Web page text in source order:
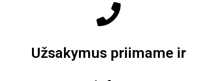
Užsakymus priimame ir